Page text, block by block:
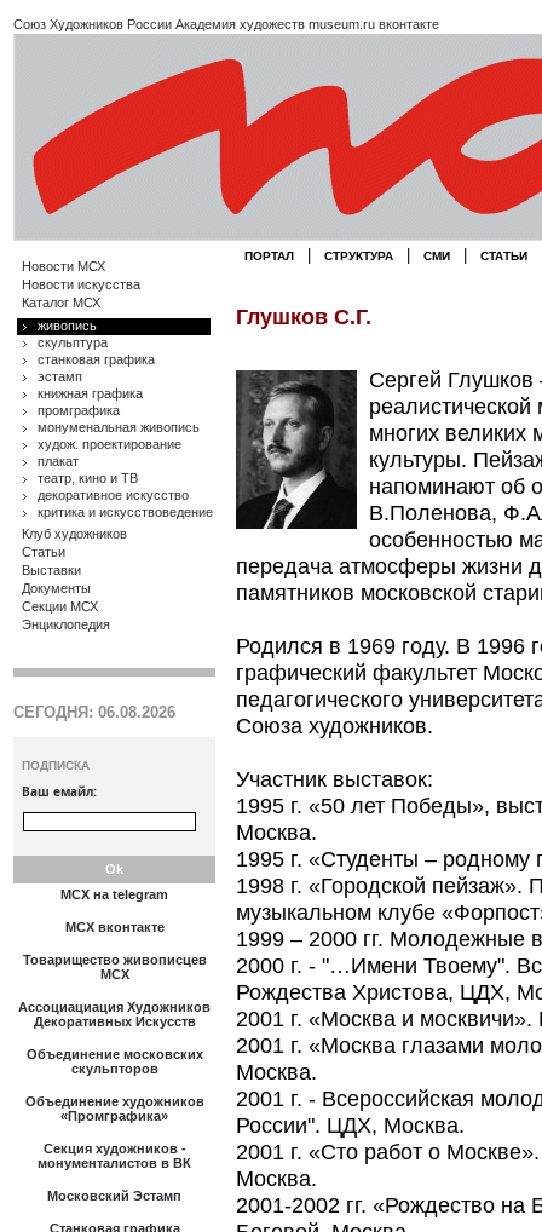
Союз Художников России Академия художеств museum.ru вконтакте
Новости МСХ
Новости искусства
Каталог МСХ
живопись
скульптура
станковая графика
эстамп
книжная графика
промграфика
монуменальная живопись
худож. проектирование
плакат
театр, кино и ТВ
декоративное искусство
критика и искусствоведение
Клуб художников
Статьи
Выставки
Документы
Секции МСХ
Энциклопедия
СЕГОДНЯ: 06.08.2026
ПОДПИСКА
Ваш емайл:
МСХ на telegram
МСХ вконтакте
Товарищество живописцев
МСХ
Ассоциациация Художников
Декоративных Искусств
Объединение московских
скульпторов
Объединение художников
«Промграфика»
Секция художников -
монументалистов в ВК
Московский Эстамп
Станковая графика
ПОРТАЛ СТРУКТУРА СМИ СТАТЬИ
Глушков С.Г.
Сергей
многих великих
культуры.
напоминают об
В.Поленова,
особенностью
передача атмосферы жизни
памятников московской
Родился в 1969 году. В 1996
графический факультет
педагогического
Союза художников.
Участник выставок:
1995 г. «50 лет Победы»,
Москва.
1995 г. «Студенты –
1998 г. «Городской пейзаж».
музыкальном клубе
1999 – 2000 гг. Молодежные
2000 г. - "…Имени Твоему".
Рождества Христова, ЦДХ,
2001 г. «Москва и москвичи».
2001 г. «Москва глазами
Москва.
2001 г. - Всероссийская
России". ЦДХ, Москва.
2001 г. «Сто работ о
Москва.
2001-2002 гг. «Рождество